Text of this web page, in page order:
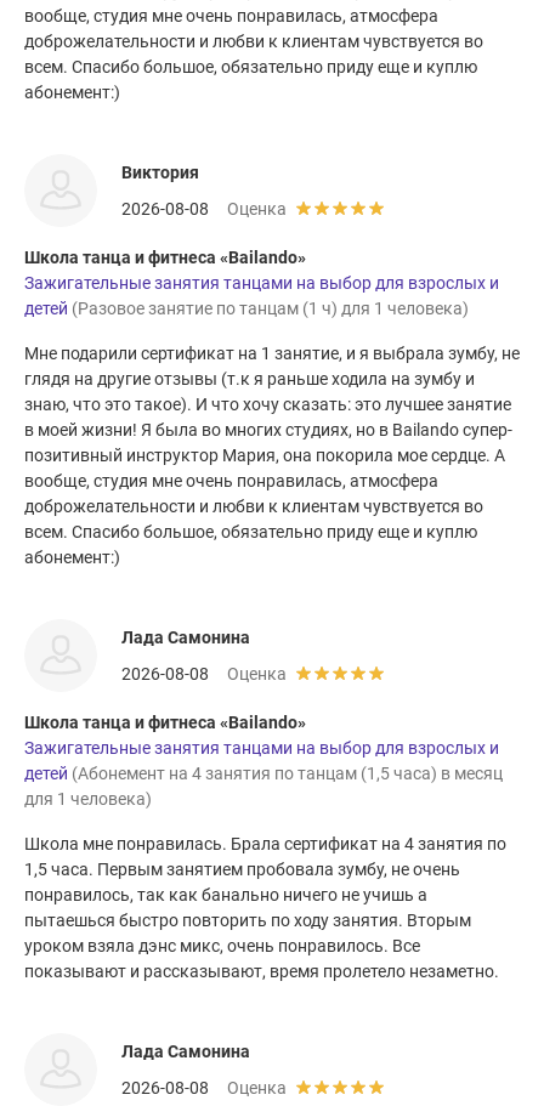
вообще, студия мне очень понравилась, атмосфера
доброжелательности и любви к клиентам чувствуется во
всем. Спасибо большое, обязательно приду еще и куплю
абонемент:)
Виктория
2026-08-08
Оценка
Школа танца и фитнеса «Bailando»
Зажигательные занятия танцами на выбор для взрослых и
детей (Разовое занятие по танцам (1 ч) для 1 человека)
Мне подарили сертификат на 1 занятие, и я выбрала зумбу, не
глядя на другие отзывы (т.к я раньше ходила на зумбу и
знаю, что это такое). И что хочу сказать: это лучшее занятие
в моей жизни! Я была во многих студиях, но в Bailando супер-
позитивный инструктор Мария, она покорила мое сердце. А
вообще, студия мне очень понравилась, атмосфера
доброжелательности и любви к клиентам чувствуется во
всем. Спасибо большое, обязательно приду еще и куплю
абонемент:)
Лада Самонина
2026-08-08
Оценка
Школа танца и фитнеса «Bailando»
Зажигательные занятия танцами на выбор для взрослых и
детей (Абонемент на 4 занятия по танцам (1,5 часа) в месяц
для 1 человека)
Школа мне понравилась. Брала сертификат на 4 занятия по
1,5 часа. Первым занятием пробовала зумбу, не очень
понравилось, так как банально ничего не учишь а
пытаешься быстро повторить по ходу занятия. Вторым
уроком взяла дэнс микс, очень понравилось. Все
показывают и рассказывают, время пролетело незаметно.
Лада Самонина
2026-08-08
Оценка